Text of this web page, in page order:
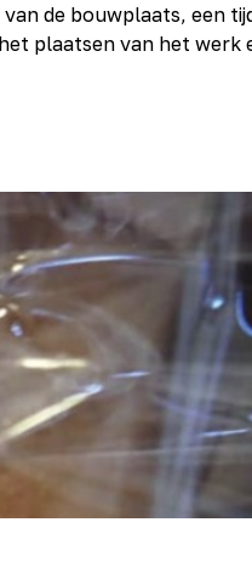
van de bouwplaats, een
plaatsen van het werk